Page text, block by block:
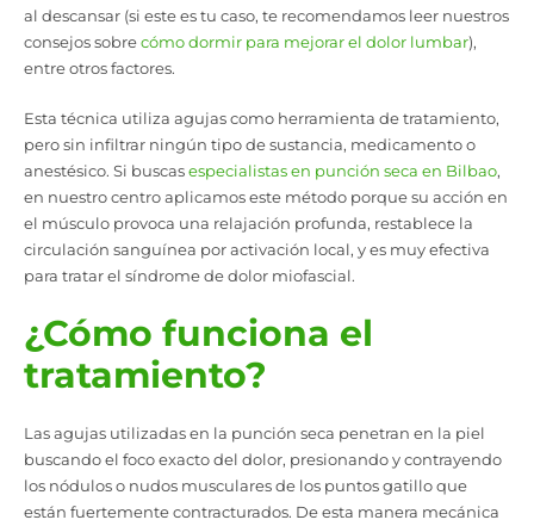
al descansar (si este es tu caso, te recomendamos leer nuestros
consejos sobrecómo dormir para mejorar el dolor lumbar),
entre otros factores.
Esta técnica utiliza agujas como herramienta de tratamiento,
pero sin infiltrar ningún tipo de sustancia, medicamento o
anestésico. Si buscasespecialistas en punción seca en Bilbao,
en nuestro centro aplicamos este método porque su acción en
el músculo provoca una relajación profunda, restablece la
circulación sanguínea por activación local, y es muy efectiva
para tratar el síndrome de dolor miofascial.
¿Cómo funciona el
tratamiento?
Las agujas utilizadas en la punción seca penetran en la piel
buscando el foco exacto del dolor, presionando y contrayendo
los nódulos o nudos musculares de los puntos gatillo que
están fuertemente contracturados. De esta manera mecánica